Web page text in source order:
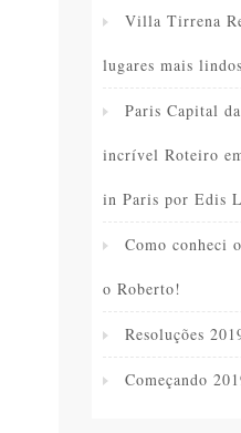
Villa Tirrena
lugares mais
Paris Capital
incrível Roteiro
in Paris por Edis
Como conheci
o Roberto!
Resoluções
Começando